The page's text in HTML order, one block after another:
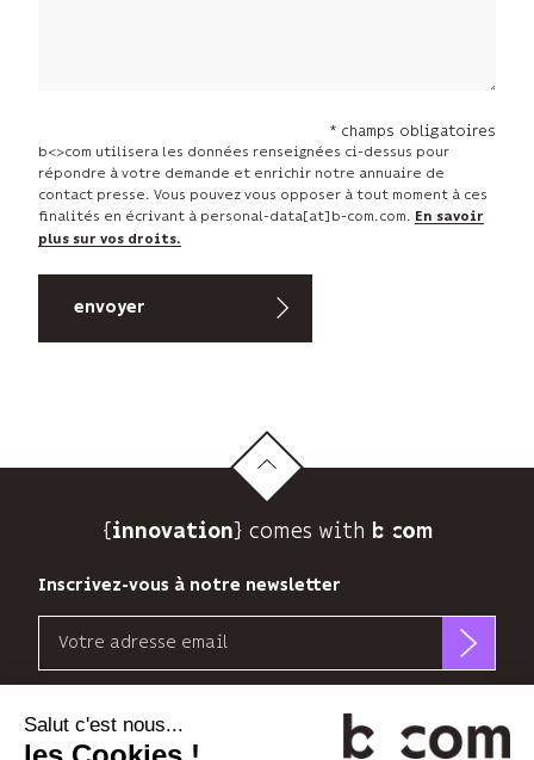
* champs obligatoires
b<>com utilisera les données renseignées ci-dessus pour
répondre à votre demande et enrichir notre annuaire de
contact presse. Vous pouvez vous opposer à tout moment à ces
finalités en écrivant à personal-data[at]b-com.com.
En savoir
plus sur vos droits.
{innovation} comes with b>
Inscrivez-vous à notre newsletter
b<>com
votre
Découvrez nos nouvelles dimensions